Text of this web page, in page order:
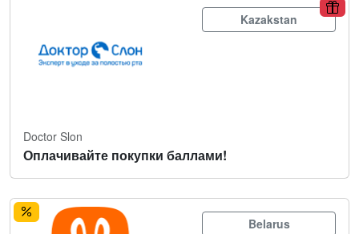
Kazakstan
Doctor Slon
Оплачивайте покупки баллами!
Belarus